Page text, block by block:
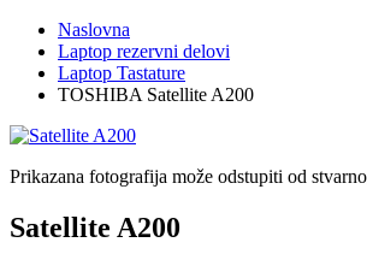
Naslovna
Laptop rezervni delovi
Laptop Tastature
TOSHIBA Satellite A200
Prikazana fotografija može odstupiti od
Satellite A200